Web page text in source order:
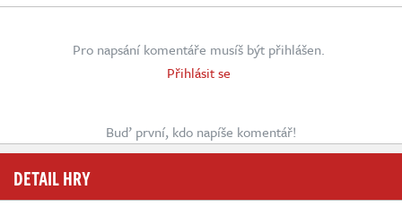
Pro napsání komentáře musíš být přihlášen.
Přihlásit se
Buď první, kdo napíše komentář!
DETAIL HRY